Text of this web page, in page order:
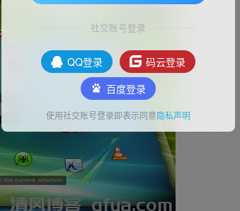
社交账号登录
QQ登录
码云登录
百度登录
使用社交账号登录即表示同意隐私声明